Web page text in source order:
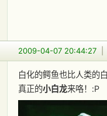
2009-04-07 20:44:27
白化的鳄鱼也比人类的
真正的小白龙来咯！:P